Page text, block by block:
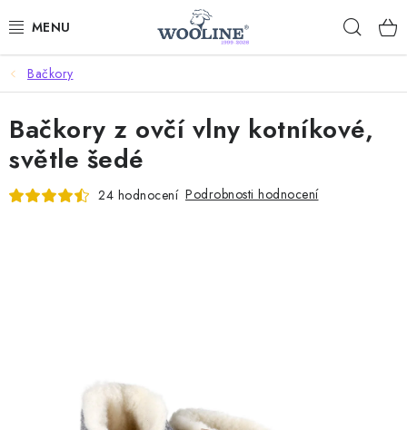
na
AKCE %
DÁRKOVÉ POUKAZY
OBLEČENÍ
Doprava a platba Hodnocení obchodu
Bačkory
Bačkory z ovčí vlny kotníkové,
světle šedé
24 hodnocení Podrobnosti hodnocení